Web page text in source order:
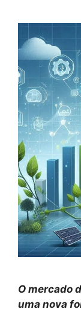
O mercado
uma nova